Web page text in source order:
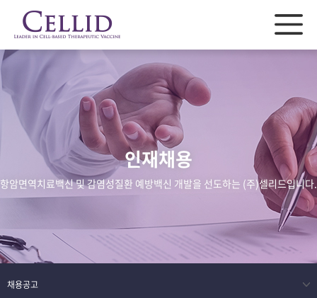
인재채용
항암면역치료백신 및 감염성질환 예방백신 개발을 선도하는 (주)셀리드입니다.